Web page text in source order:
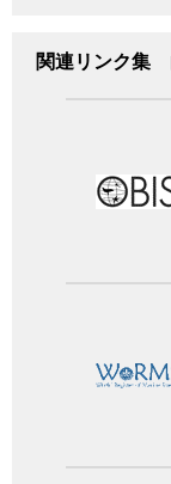
関連リンク集